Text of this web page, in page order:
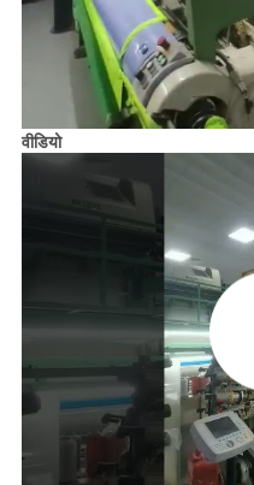
वीडियो